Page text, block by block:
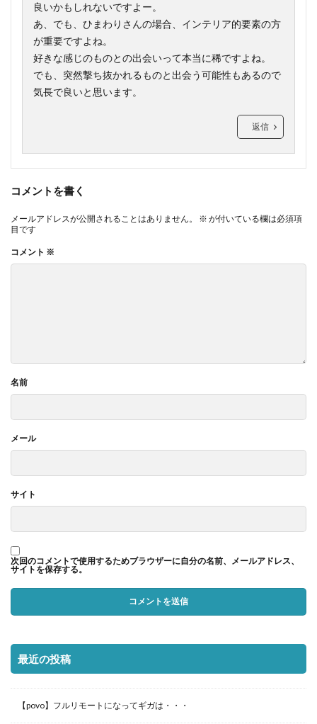
良いかもしれないですよー。
あ、でも、ひまわりさんの場合、インテリア的要素の方
が重要ですよね。
好きな感じのものとの出会いって本当に稀ですよね。
でも、突然撃ち抜かれるものと出会う可能性もあるので
気長で良いと思います。
返信
コメントを書く
メールアドレスが公開されることはありません。 ※ が付いている欄は必須項
目です
コメント ※
名前
メール
サイト
次回のコメントで使用するためブラウザーに自分の名前、メールアドレス、
サイトを保存する。
最近の投稿
【povo】フルリモートになってギガは・・・